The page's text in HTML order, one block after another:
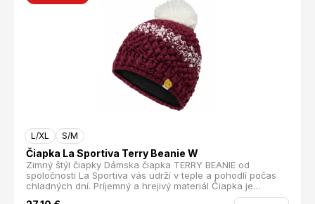
Organická bavlna, zadná časť: 100% Polyester
L/XL S/M
Čiapka La Sportiva Terry Beanie W
Zimný štýl čiapky Dámska čiapka TERRY BEANIE od
spoločnosti La Sportiva vás udrží v teple a pohodlí počas
chladných dní. Príjemný a hrejivý materiál Čiapka je
vyrobená z mäkkého, hrejivého polyesteru, ktorý zároveň